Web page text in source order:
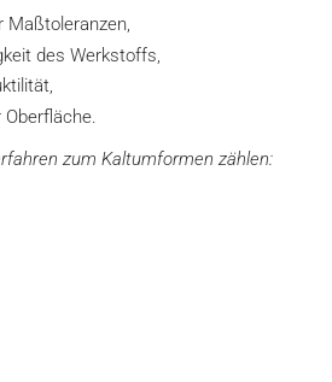
Maßtoleranzen,
des Werkstoffs,
zum Kaltumformen zählen: